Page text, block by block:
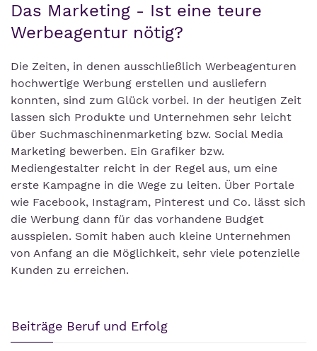
Das Marketing - Ist eine teure
Werbeagentur nötig?
Die Zeiten, in denen ausschließlich Werbeagenturen
hochwertige Werbung erstellen und ausliefern
konnten, sind zum Glück vorbei. In der heutigen Zeit
lassen sich Produkte und Unternehmen sehr leicht
über Suchmaschinenmarketing bzw. Social Media
Marketing bewerben. Ein Grafiker bzw.
Mediengestalter reicht in der Regel aus, um eine
erste Kampagne in die Wege zu leiten. Über Portale
wie Facebook, Instagram, Pinterest und Co. lässt sich
die Werbung dann für das vorhandene Budget
ausspielen. Somit haben auch kleine Unternehmen
von Anfang an die Möglichkeit, sehr viele potenzielle
Kunden zu erreichen.
Beiträge Beruf und Erfolg